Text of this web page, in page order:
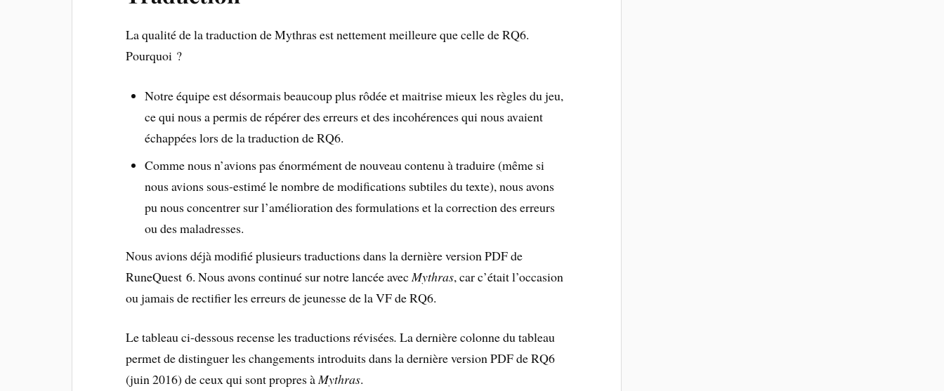
La qualité de la traduction de Mythras est nettement meilleure que celle de RQ6.
Pourquoi ?
Notre équipe est désormais beaucoup plus rôdée et maitrise mieux les règles du jeu,
ce qui nous a permis de répérer des erreurs et des incohérences qui nous avaient
échappées lors de la traduction de RQ6.
Comme nous n’avions pas énormément de nouveau contenu à traduire (même si
nous avions sous-estimé le nombre de modifications subtiles du texte), nous avons
pu nous concentrer sur l’amélioration des formulations et la correction des erreurs
ou des maladresses.
Nous avions déjà modifié plusieurs traductions dans la dernière version PDF de
RuneQuest 6. Nous avons continué sur notre lancée avec Mythras, car c’était l’occasion
ou jamais de rectifier les erreurs de jeunesse de la VF de RQ6.
Le tableau ci-dessous recense les traductions révisées.La dernière colonne du tableau
permet de distinguer les changements introduits dans la dernière version PDF de RQ6
(juin 2016) de ceux qui sont propres àMythras.